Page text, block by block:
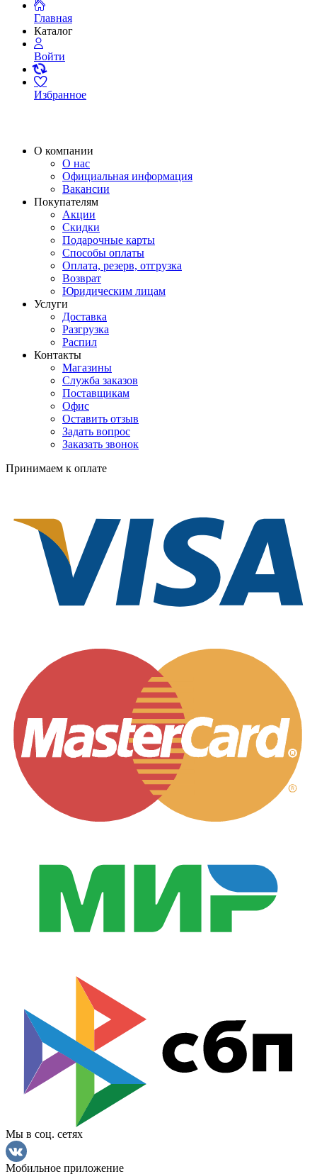
Главная
Каталог
Войти
Избранное
О компании
О нас
Официальная информация
Вакансии
Покупателям
Акции
Скидки
Подарочные карты
Способы оплаты
Оплата, резерв, отгрузка
Возврат
Юридическим лицам
Услуги
Доставка
Разгрузка
Распил
Контакты
Магазины
Служба заказов
Поставщикам
Офис
Оставить отзыв
Задать вопрос
Заказать звонок
Принимаем к оплате
Мы в соц. сетях
Мобильное приложение